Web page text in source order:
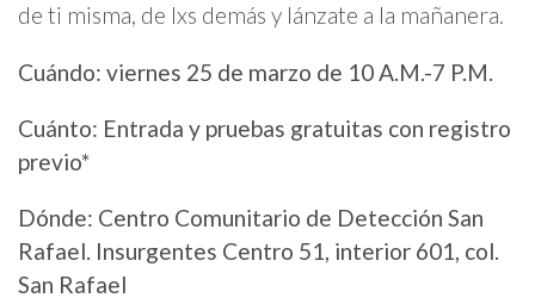
de ti misma, de lxs demás y lánzate a la mañanera.
Cuándo: viernes 25 de marzo de 10 A.M.-7 P.M.
Cuánto: Entrada y pruebas gratuitas con registro
previo*
Dónde: Centro Comunitario de Detección San
Rafael. Insurgentes Centro 51, interior 601, col.
San Rafael